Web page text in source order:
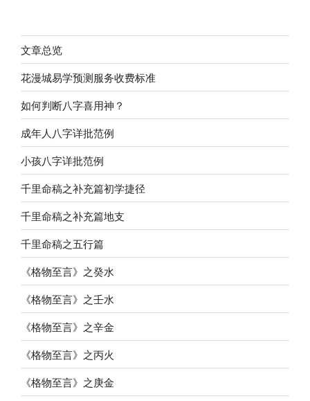
文章总览
花漫城易学预测服务收费标准
如何判断八字喜用神？
成年人八字详批范例
小孩八字详批范例
千里命稿之补充篇初学捷径
千里命稿之补充篇地支
千里命稿之五行篇
《格物至言》之癸水
《格物至言》之壬水
《格物至言》之辛金
《格物至言》之丙火
《格物至言》之庚金